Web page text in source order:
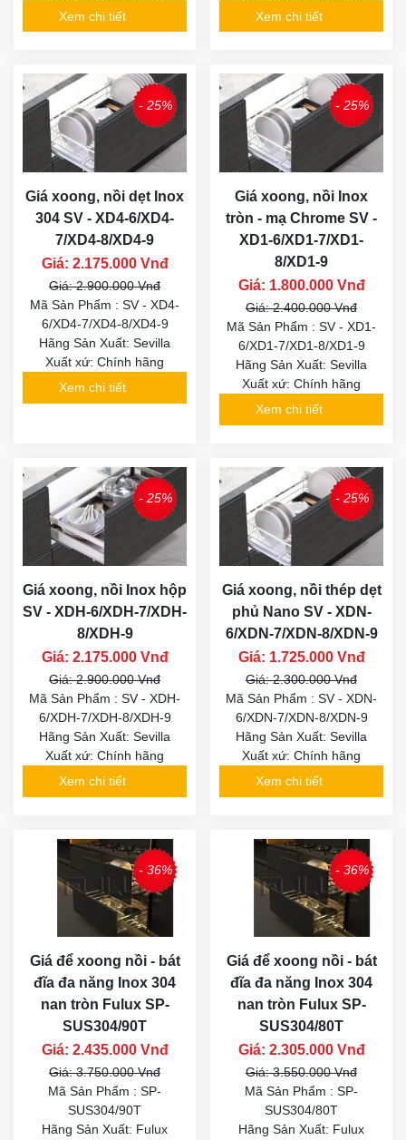
Xem chi tiết
Xem chi tiết
- 25%
Giá xoong, nồi dẹt Inox
304 SV - XD4-6/XD4-
7/XD4-8/XD4-9
Giá: 2.175.000 Vnđ
Giá: 2.900.000 Vnđ
Mã Sản Phẩm : SV - XD4-
6/XD4-7/XD4-8/XD4-9
Hãng Sản Xuất: Sevilla
Xuất xứ: Chính hãng
Xem chi tiết
- 25%
Giá xoong, nồi Inox
tròn - mạ Chrome SV -
XD1-6/XD1-7/XD1-
8/XD1-9
Giá: 1.800.000 Vnđ
Giá: 2.400.000 Vnđ
Mã Sản Phẩm : SV - XD1-
6/XD1-7/XD1-8/XD1-9
Hãng Sản Xuất: Sevilla
Xuất xứ: Chính hãng
Xem chi tiết
- 25%
Giá xoong, nồi Inox hộp
SV - XDH-6/XDH-7/XDH-
8/XDH-9
Giá: 2.175.000 Vnđ
Giá: 2.900.000 Vnđ
Mã Sản Phẩm : SV - XDH-
6/XDH-7/XDH-8/XDH-9
Hãng Sản Xuất: Sevilla
Xuất xứ: Chính hãng
Xem chi tiết
- 25%
Giá xoong, nồi thép dẹt
phủ Nano SV - XDN-
6/XDN-7/XDN-8/XDN-9
Giá: 1.725.000 Vnđ
Giá: 2.300.000 Vnđ
Mã Sản Phẩm : SV - XDN-
6/XDN-7/XDN-8/XDN-9
Hãng Sản Xuất: Sevilla
Xuất xứ: Chính hãng
Xem chi tiết
- 36%
Giá để xoong nồi - bát
đĩa đa năng Inox 304
nan tròn Fulux SP-
SUS304/90T
Giá: 2.435.000 Vnđ
Giá: 3.750.000 Vnđ
Mã Sản Phẩm : SP-
SUS304/90T
Hãng Sản Xuất: Fulux
- 36%
Giá để xoong nồi - bát
đĩa đa năng Inox 304
nan tròn Fulux SP-
SUS304/80T
Giá: 2.305.000 Vnđ
Giá: 3.550.000 Vnđ
Mã Sản Phẩm : SP-
SUS304/80T
Hãng Sản Xuất: Fulux